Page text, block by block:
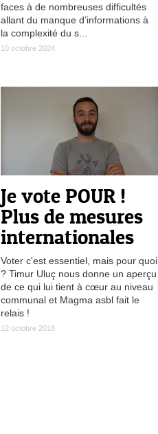
faces à de nombreuses difficultés
allant du manque d’informations à
la complexité du s...
10 octobre 2024
Je vote POUR !
Plus de mesures
internationales
Voter c'est essentiel, mais pour quoi
? Timur Uluç nous donne un aperçu
de ce qui lui tient à cœur au niveau
communal et Magma asbl fait le
relais !
12 octobre 2018